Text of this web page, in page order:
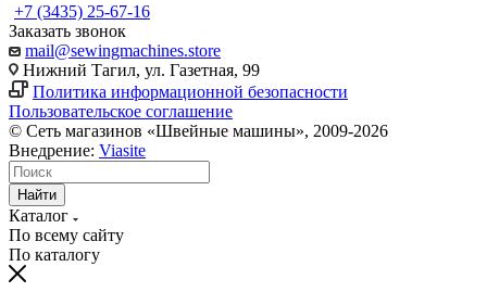
+7 (3435) 25-67-16
Заказать звонок
mail@sewingmachines.store
Нижний Тагил, ул. Газетная, 99
Политика информационной безопасности
Пользовательское соглашение
© Сеть магазинов «Швейные машины», 2009-2026
Внедрение: Viasite
Найти
Каталог
По всему сайту
По каталогу